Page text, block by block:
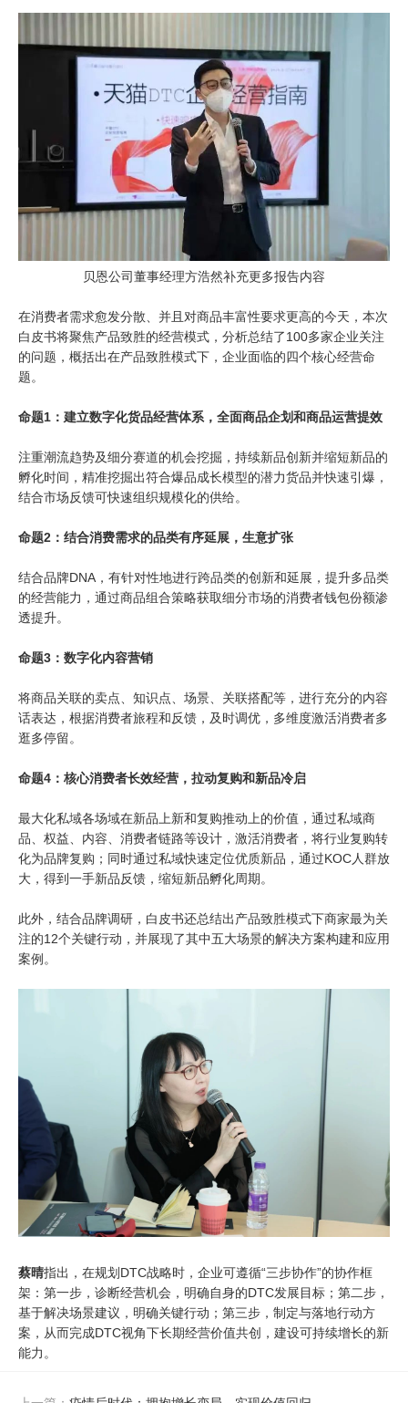
贝恩公司董事经理方浩然补充更多报告内容
在消费者需求愈发分散、并且对商品丰富性要求更高的今天，本次
白皮书将聚焦产品致胜的经营模式，分析总结了100多家企业关注
的问题，概括出在产品致胜模式下，企业面临的四个核心经营命
题。
命题1：建立数字化货品经营体系，全面商品企划和商品运营提效
注重潮流趋势及细分赛道的机会挖掘，持续新品创新并缩短新品的
孵化时间，精准挖掘出符合爆品成长模型的潜力货品并快速引爆，
结合市场反馈可快速组织规模化的供给。
命题2：结合消费需求的品类有序延展，生意扩张
结合品牌DNA，有针对性地进行跨品类的创新和延展，提升多品类
的经营能力，通过商品组合策略获取细分市场的消费者钱包份额渗
透提升。
命题3：数字化内容营销
将商品关联的卖点、知识点、场景、关联搭配等，进行充分的内容
话表达，根据消费者旅程和反馈，及时调优，多维度激活消费者多
逛多停留。
命题4：核心消费者长效经营，拉动复购和新品冷启
最大化私域各场域在新品上新和复购推动上的价值，通过私域商
品、权益、内容、消费者链路等设计，激活消费者，将行业复购转
化为品牌复购；同时通过私域快速定位优质新品，通过KOC人群放
大，得到一手新品反馈，缩短新品孵化周期。
此外，结合品牌调研，白皮书还总结出产品致胜模式下商家最为关
注的12个关键行动，并展现了其中五大场景的解决方案构建和应用
案例。
蔡晴指出，在规划DTC战略时，企业可遵循“三步协作”的协作框
架：第一步，诊断经营机会，明确自身的DTC发展目标；第二步，
基于解决场景建议，明确关键行动；第三步，制定与落地行动方
案，从而完成DTC视角下长期经营价值共创，建设可持续增长的新
能力。